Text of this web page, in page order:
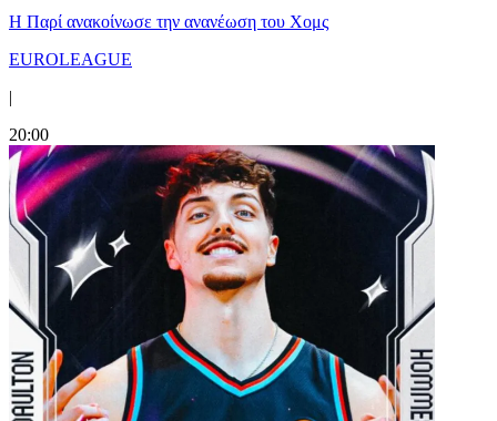
Η Παρί ανακοίνωσε την ανανέωση του Χομς
EUROLEAGUE
|
20:00